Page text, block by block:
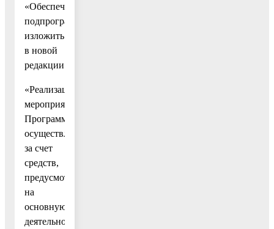
«Обеспечивающая
подпрограмма»
изложить
в новой
редакции:
«Реализация
мероприятий
Программы
осуществляется
за счет
средств,
предусмотренных
на
основную
деятельность,